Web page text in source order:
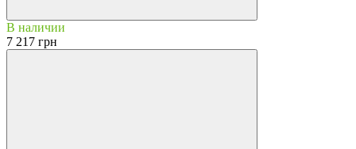
В наличии
7 217 грн